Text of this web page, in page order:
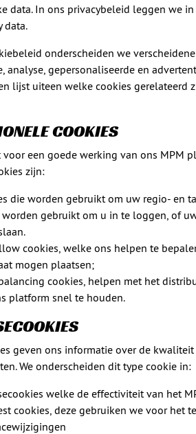
data. In ons privacybeleid leggen we
data.
onderscheiden we
analyse, gepersonaliseerde en
lijst uiteen welke cookies gerelateerd
COOKIES
een goede werking van ons MPM
zijn:
die worden gebruikt om uw regio- en
gebruikt om u in te loggen, of
cookies, welke ons helpen te
mogen plaatsen;
cookies, helpen met het
platform snel te houden.
geven ons informatie over de
We onderscheiden dit type cookie in:
welke de effectiviteit van het
cookies, deze gebruiken we voor het